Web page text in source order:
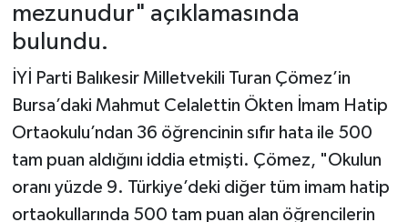
mezunudur" açıklamasında
bulundu.
İYİ Parti Balıkesir Milletvekili Turan Çömez’in
Bursa’daki Mahmut Celalettin Ökten İmam Hatip
Ortaokulu’ndan 36 öğrencinin sıfır hata ile 500
tam puan aldığını iddia etmişti. Çömez, "Okulun
oranı yüzde 9. Türkiye’deki diğer tüm imam hatip
ortaokullarında 500 tam puan alan öğrencilerin